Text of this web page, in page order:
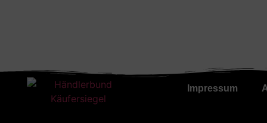
Impressum